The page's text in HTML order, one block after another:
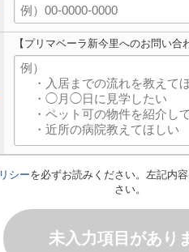
【プリマベーラ新今里へのお問い合
シーを必ずお読みください。左記内
さい。
未入力項目があり